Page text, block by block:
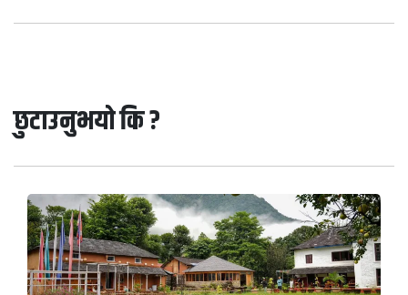
छुटाउनुभयो कि ?